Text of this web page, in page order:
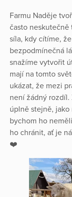
Farmu Naděje
často neskutečně
síla, kdy cítíme,
bezpodmínečná
snažíme vytvořit
mají na tomto
ukázat, že mezi
není žádný rozdíl.
úplně stejně,
bychom ho
ho chránit, ať je
❤️